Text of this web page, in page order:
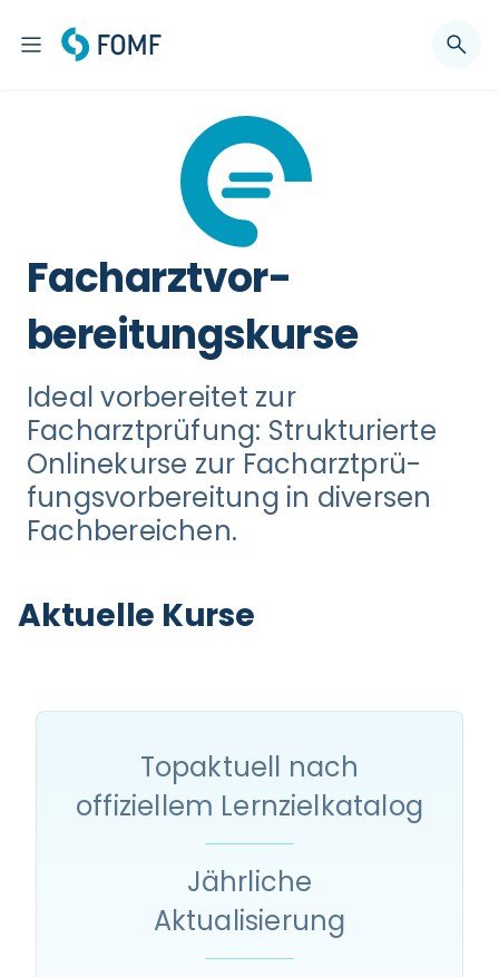
Facharztvor­
bereitungskurse
Ideal vorbereitet zur
Facharztprüfung: Strukturierte
Onlinekurse zur Fach­arzt­prü­
fungs­vor­be­rei­tung in diversen
Fachbereichen.
Aktuelle Kurse
Topaktuell nach
offiziellem Lernzielkatalog
Jährliche
Aktualisierung